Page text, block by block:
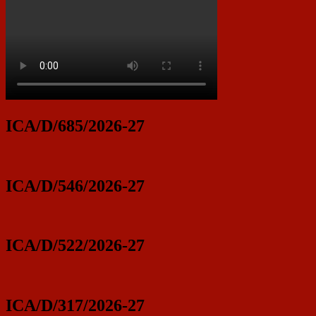
ICA/D/685/2026-27
ICA/D/546/2026-27
ICA/D/522/2026-27
ICA/D/317/2026-27